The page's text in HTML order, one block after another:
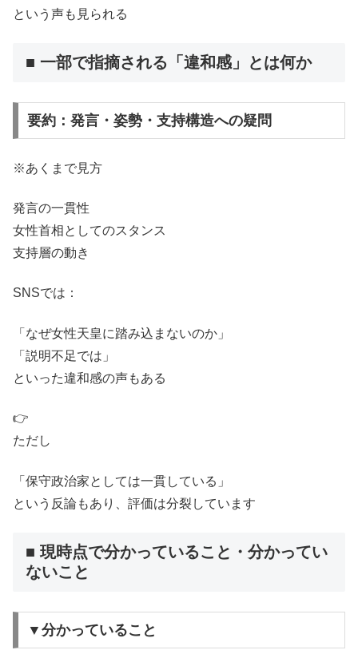
という声も見られる
■ 一部で指摘される「違和感」とは何か
要約：発言・姿勢・支持構造への疑問
※あくまで見方
発言の一貫性
女性首相としてのスタンス
支持層の動き
SNSでは：
「なぜ女性天皇に踏み込まないのか」
「説明不足では」
といった違和感の声もある
👉
ただし
「保守政治家としては一貫している」
という反論もあり、評価は分裂しています
■ 現時点で分かっていること・分かってい
ないこと
▼分かっていること